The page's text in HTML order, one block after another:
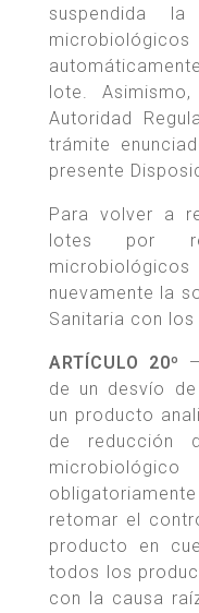
suspendida
lote.
Autoridad
trámite
presente
Para volver a
lotes por
nuevamente la
Sanitaria con
ARTÍCULO 20º
de un desvío
un producto
de reducción
retomar el
producto en
todos los
con la causa